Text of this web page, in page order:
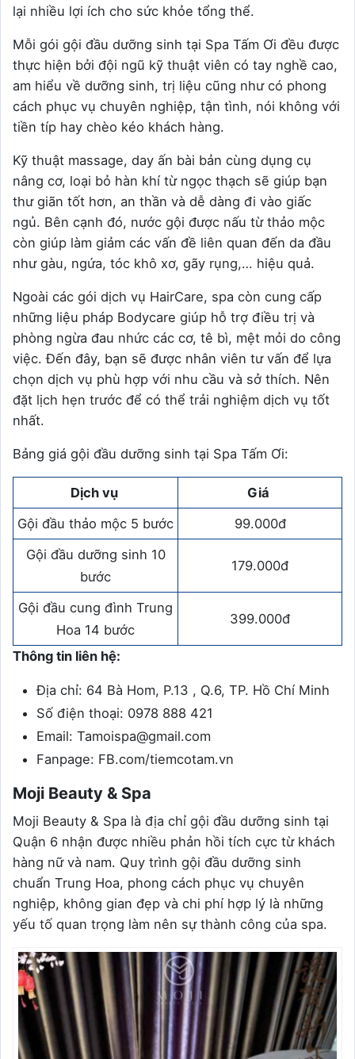
lại nhiều lợi ích cho sức khỏe tổng thể.
Mỗi gói gội đầu dưỡng sinh tại Spa Tấm Ơi đều được
thực hiện bởi đội ngũ kỹ thuật viên có tay nghề cao,
am hiểu về dưỡng sinh, trị liệu cũng như có phong
cách phục vụ chuyên nghiệp, tận tình, nói không với
tiền típ hay chèo kéo khách hàng.
Kỹ thuật massage, day ấn bài bản cùng dụng cụ
nâng cơ, loại bỏ hàn khí từ ngọc thạch sẽ giúp bạn
thư giãn tốt hơn, an thần và dễ dàng đi vào giấc
ngủ. Bên cạnh đó, nước gội được nấu từ thảo mộc
còn giúp làm giảm các vấn đề liên quan đến da đầu
như gàu, ngứa, tóc khô xơ, gãy rụng,… hiệu quả.
Ngoài các gói dịch vụ HairCare, spa còn cung cấp
những liệu pháp Bodycare giúp hỗ trợ điều trị và
phòng ngừa đau nhức các cơ, tê bì, mệt mỏi do công
việc. Đến đây, bạn sẽ được nhân viên tư vấn để lựa
chọn dịch vụ phù hợp với nhu cầu và sở thích. Nên
đặt lịch hẹn trước để có thể trải nghiệm dịch vụ tốt
nhất.
Bảng giá gội đầu dưỡng sinh tại Spa Tấm Ơi:
Dịch vụ
Giá
Gội đầu thảo mộc 5 bước
99.000đ
Gội đầu dưỡng sinh 10
bước
179.000đ
Gội đầu cung đình Trung
Hoa 14 bước
399.000đ
Thông tin liên hệ:
Địa chỉ: 64 Bà Hom, P.13 , Q.6, TP. Hồ Chí Minh
Số điện thoại: 0978 888 421
Email: Tamoispa@gmail.com
Fanpage: FB.com/tiemcotam.vn
Moji Beauty & Spa
Moji Beauty & Spa là địa chỉ gội đầu dưỡng sinh tại
Quận 6 nhận được nhiều phản hồi tích cực từ khách
hàng nữ và nam. Quy trình gội đầu dưỡng sinh
chuẩn Trung Hoa, phong cách phục vụ chuyên
nghiệp, không gian đẹp và chi phí hợp lý là những
yếu tố quan trọng làm nên sự thành công của spa.